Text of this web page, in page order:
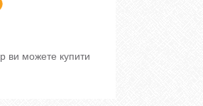
ви можете купити